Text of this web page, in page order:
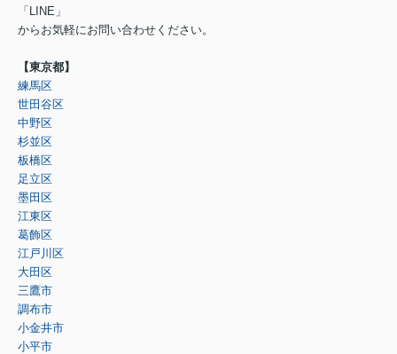
「LINE」
からお気軽にお問い合わせください。
【東京都】
練馬区
世田谷区
中野区
杉並区
板橋区
足立区
墨田区
江東区
葛飾区
江戸川区
大田区
三鷹市
調布市
小金井市
小平市